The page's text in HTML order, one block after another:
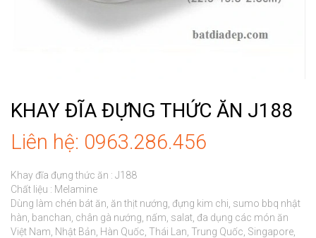
KHAY ĐĨA ĐỰNG THỨC ĂN J188
Liên hệ: 0963.286.456
Khay đĩa đựng thức ăn : J188
Chất liệu : Melamine
Dùng làm chén bát ăn, ăn thịt nướng, đựng kim chi, sumo bbq nhật
hàn, banchan, chân gà nướng, nấm, salat, đa dụng các món ăn
Việt Nam, Nhật Bản, Hàn Quốc, Thái Lan, Trung Quốc, Singapore,